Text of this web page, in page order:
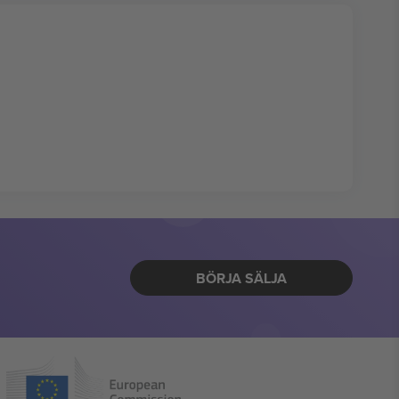
BÖRJA SÄLJA